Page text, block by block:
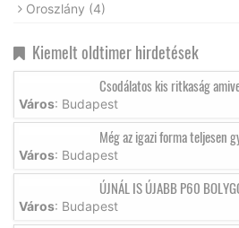
Oroszlány (4)
Kiemelt oldtimer hirdetések
Csodálatos kis ritkaság
Város: Budapest
Még az igazi forma teljesen
Város: Budapest
ÚJNÁL IS ÚJABB P60
Város: Budapest